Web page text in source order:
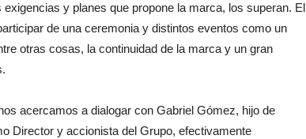
y planes que propone la marca, los superan. El
de una ceremonia y distintos eventos como un
otras cosas, la continuidad de la marca y un gran
acercamos a dialogar con Gabriel Gómez, hijo de
Director y accionista del Grupo, efectivamente